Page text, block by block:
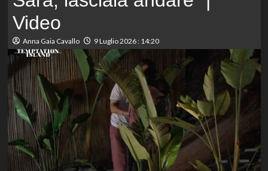
Video
Anna Gaia Cavallo 9 Luglio 2026 : 14:20